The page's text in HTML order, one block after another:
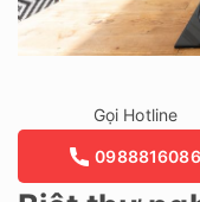
Gọi Hotline
0988816086